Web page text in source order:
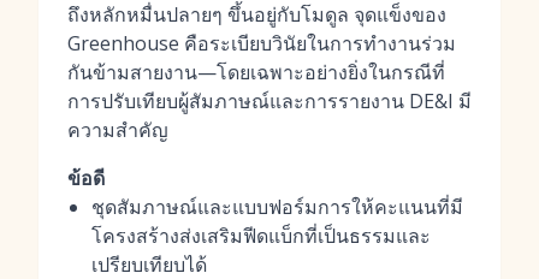
ถึงหลักหมื่นปลายๆ ขึ้นอยู่กับโมดูล จุดแข็งของ
Greenhouse คือระเบียบวินัยในการทำงานร่วม
กันข้ามสายงาน—โดยเฉพาะอย่างยิ่งในกรณีที่
การปรับเทียบผู้สัมภาษณ์และการรายงาน DE&I มี
ความสำคัญ
ข้อดี
ชุดสัมภาษณ์และแบบฟอร์มการให้คะแนนที่มี
โครงสร้างส่งเสริมฟีดแบ็กที่เป็นธรรมและ
เปรียบเทียบได้